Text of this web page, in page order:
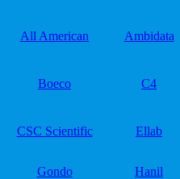
All American Ambidata
Boeco C4
CSC Scientific Ellab
Gondo Hanil